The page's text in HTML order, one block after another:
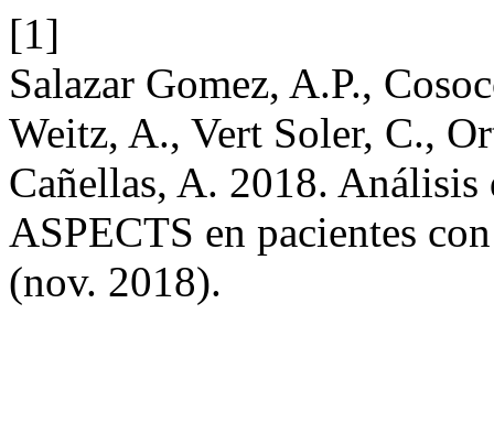
[1]
Salazar Gomez, A.P.,
Weitz, A., Vert Soler, C.,
Cañellas, A. 2018. Análisis
ASPECTS en pacientes
(nov. 2018).